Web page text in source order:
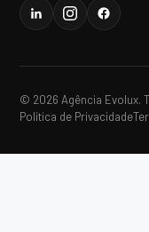
© 2026 Agência Evolux.
Política de Privacidade